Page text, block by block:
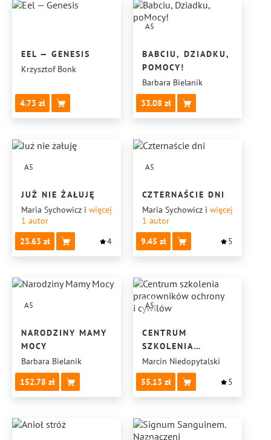
EEL — GENESIS
Krzysztof Bonk
4.73
A5
BABCIU, DZIADKU,
POMOCY!
Barbara Bielanik
33.08
A5
JUŻ NIE ŻAŁUJĘ
Maria Sychowicz i więcej
1 autor
23.63
4
A5
CZTERNAŚCIE DNI
Maria Sychowicz i więcej
1 autor
9.45
5
A5
NARODZINY MAMY
MOCY
Barbara Bielanik
152.78
A5
CENTRUM
SZKOLENIA
PRACOWNIKÓW
OCHRONY
I CYWILÓW
Marcin Niedopytalski
55.13
5